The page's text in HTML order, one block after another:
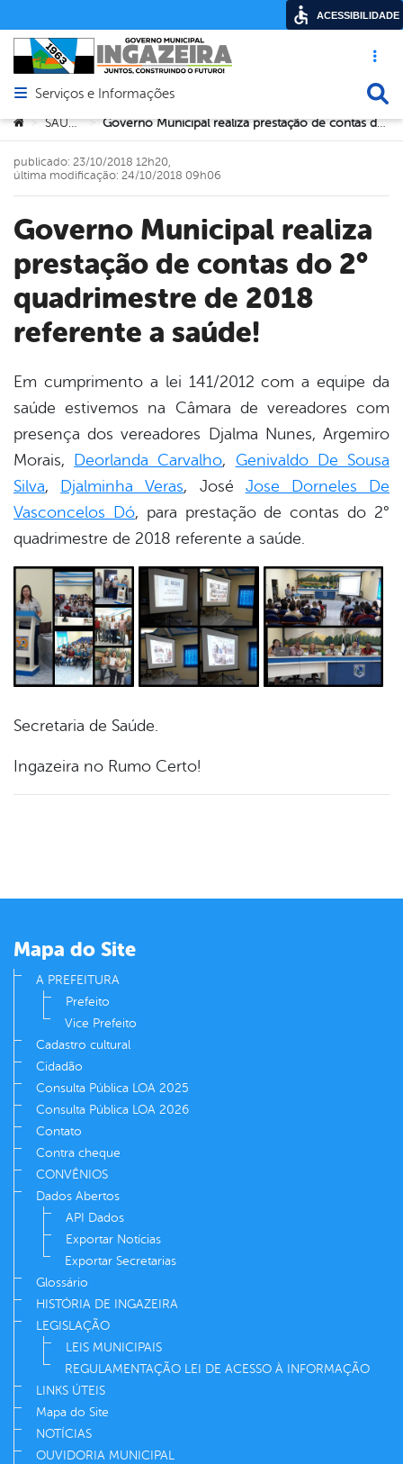
Acesso
Abrir menu principal de navegação
Serviços e Informações
Você está aqui:
> SAÚDE > Governo Municipal realiza prestação de contas do 2° quadrimestre de 2018 referente a saúde!
Governo Municipal realiza
prestação de contas do 2°
quadrimestre de 2018
referente a saúde!
publicado: 23/10/2018 12h20,
última modificação: 24/10/2018 09h06
Em cumprimento a lei 141/2012 com a equipe da
saúde estivemos na Câmara de vereadores com
presença dos vereadores Djalma Nunes, Argemiro
Morais,
Deorlanda Carvalho, Genivaldo De Sousa
Silva, Djalminha Veras, José Jose Dorneles De
Vasconcelos Dó, para prestação de contas do 2°
quadrimestre de 2018 referente a saúde.
Secretaria de Saúde.
Ingazeira no Rumo Certo!
Mapa do Site
A PREFEITURA
Prefeito
Vice Prefeito
Cadastro cultural
Cidadão
Consulta Pública LOA 2025
Consulta Pública LOA 2026
Contato
Contra cheque
CONVÊNIOS
Dados Abertos
API Dados
Exportar Notícias
Exportar Secretarias
Glossário
HISTÓRIA DE INGAZEIRA
LEGISLAÇÃO
LEIS MUNICIPAIS
REGULAMENTAÇÃO LEI DE ACESSO À INFORMAÇÃO
LINKS ÚTEIS
Mapa do Site
NOTÍCIAS
OUVIDORIA MUNICIPAL
ACESSIBILIDADE